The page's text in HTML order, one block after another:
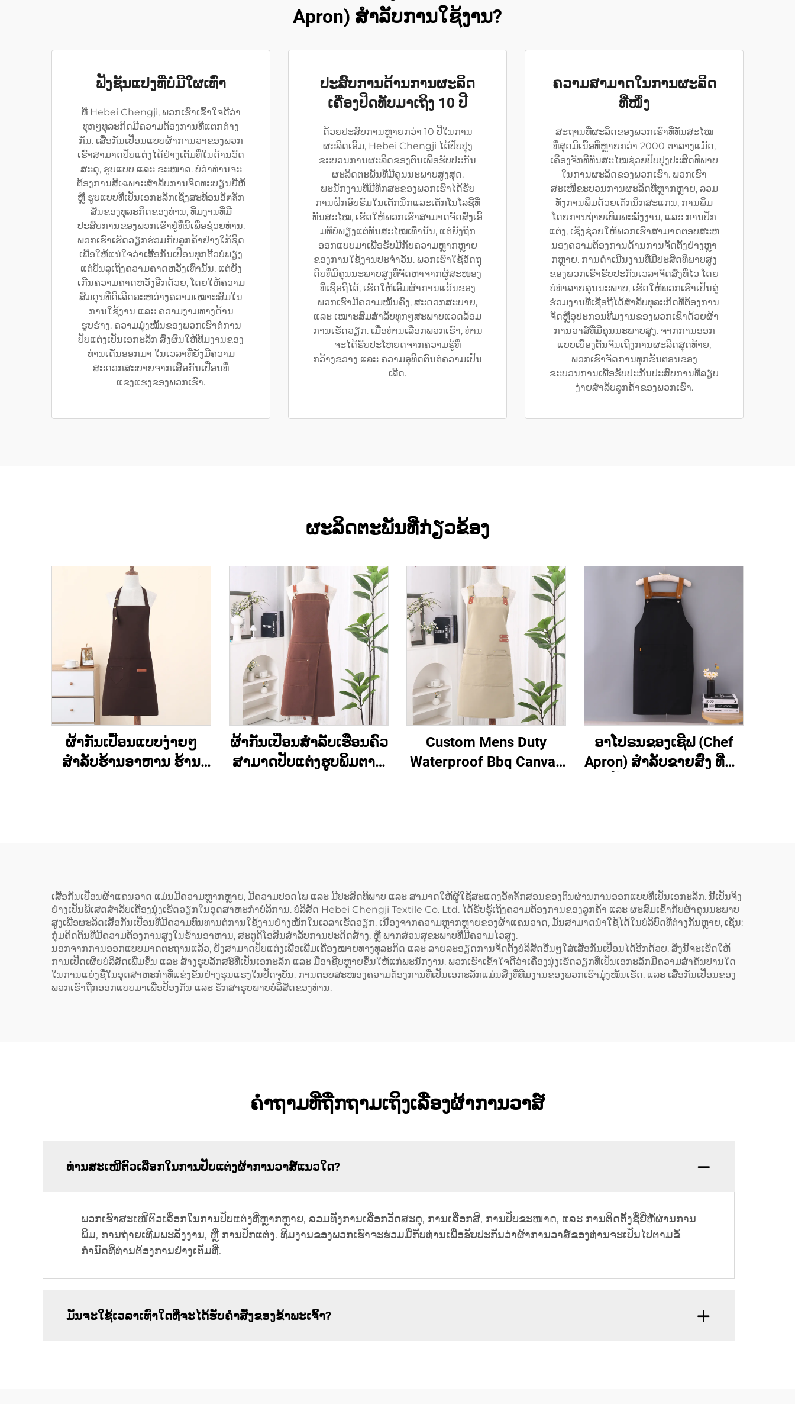
Apron) ສຳລັບການໃຊ້ງານ?
ຟັງຊັນແປງທີ່ບໍ່ມີໃຜເທົ່າ
ທີ່ Hebei Chengji, ພວກເຮົາເຂົ້າໃຈດີວ່າ
ທຸກໆທຸລະກິດມີຄວາມຕ້ອງການທີ່ແຕກຕ່າງ
ກັນ. ເສື້ອກັນເປື່ອນແບບຜ້າການວາຂອງພວກ
ເຮົາສາມາດປັບແຕ່ງໄດ້ຢ່າງເຕັມທີ່ໃນດ້ານວັດ
ສະດຸ, ຮູບແບບ ແລະ ຂະໜາດ. ບໍ່ວ່າທ່ານຈະ
ຕ້ອງການສີເฉພາະສຳລັບການຈົດທະບຽນຍີ່ຫໍ້
ຫຼື ຮູບແບບທີ່ເປັນເອກະລັກເຊິ່ງສະທ້ອນອັตลັກ
ສັນຂອງທຸລະກິດຂອງທ່ານ, ທີມງານທີ່ມີ
ປະສົບການຂອງພວກເຮົາຢູ່ທີ່ນີ້ເພື່ອຊ່ວຍທ່ານ.
ພວກເຮົາເຮັດວຽກຮ່ວມກັບລູກຄ້າຢ່າງໃກ້ຊິດ
ເພື່ອໃຫ້ແນ່ໃຈວ່າເສື້ອກັນເປື່ອນທຸກຕື້ວບໍ່ພຽງ
ແຕ່ບັນລຸເຖິງຄວາມຄາດຫວັງເທົ່ານັ້ນ, ແຕ່ຍັງ
ເກີນຄວາມຄາດຫວັງອີກດ້ວຍ, ໂດຍໃຫ້ຄວາມ
ສົມດຸນທີ່ດີເລີດລະຫວ່າງຄວາມເໝາະສົມໃນ
ການໃຊ້ງານ ແລະ ຄວາມງາມທາງດ້ານ
ຮູບຮ່າງ. ຄວາມມຸ່ງໝັ້ນຂອງພວກເຮົາຕໍ່ການ
ປັບແຕ່ງເປັນເອກະລັກ ສົ່ງຜົນໃຫ້ທີມງານຂອງ
ທ່ານເດັ່ນອອກມາ ໃນເວລາທີ່ຍັງມີຄວາມ
ສະດວກສະບາຍຈາກເສື້ອກັນເປື່ອນທີ່
ແຂງແຮງຂອງພວກເຮົາ.
ປະສົບການດ້ານການຜະລິດ
ເຄື່ອງປິດທັບມາເຖິງ 10 ປີ
ດ້ວຍປະສົບການຫຼາຍກວ່າ 10 ປີໃນການ
ຜະລິດເອີ້ມ, Hebei Chengji ໄດ້ປັບປຸງ
ຂະບວນການຜະລິດຂອງຕົນເພື່ອຮັບປະກັນ
ຜະລິດຕະພັນທີ່ມີຄຸນນະພາບສູງສຸດ.
ພະນັກງານທີ່ມີທັກສະຂອງພວກເຮົາໄດ້ຮັບ
ການຝຶກອົບຮົມໃນເຕັກນິກແລະເຕັກໂນໂລຊີທີ່
ທັນສະໄໝ, ເຮັດໃຫ້ພວກເຮົາສາມາດຈັດສົ່ງເອີ້
ມທີ່ບໍ່ພຽງແຕ່ທັນສະໄໝເທົ່ານັ້ນ, ແຕ່ຍັງຖືກ
ອອກແບບມາເພື່ອຮັບມືກັບຄວາມຫຼາກຫຼາຍ
ຂອງການໃຊ້ງານປະຈຳວັນ. ພວກເຮົາໃຊ້ວັດຖຸ
ດິບທີ່ມີຄຸນນະພາບສູງທີ່ຈັດຫາຈາກຜູ້ສະໜອງ
ທີ່ເຊື່ອຖືໄດ້, ເຮັດໃຫ້ເອີ້ມຜ້າການແວ້ນຂອງ
ພວກເຮົາມີຄວາມໝັ້ນຄົງ, ສະດວກສະບາຍ,
ແລະ ເໝາະສົມສຳລັບທຸກໆສະພາບແວດລ້ອມ
ການເຮັດວຽກ. ເມື່ອທ່ານເລືອກພວກເຮົາ, ທ່ານ
ຈະໄດ້ຮັບປະໂຫຍດຈາກຄວາມຮູ້ທີ່
ກວ້າງຂວາງ ແລະ ຄວາມອຸທິດຕົນຕໍ່ຄວາມເປັນ
ເລີດ.
ຄວາມສາມາດໃນການຜະລິດ
ທີ່ໜຶ່ງ
ສະຖານທີ່ຜະລິດຂອງພວກເຮົາທີ່ທັນສະໄໝ
ທີ່ສຸດມີເນື້ອທີ່ຫຼາຍກວ່າ 2000 ຕາລາງແມັດ,
ເຄື່ອງຈັກທີ່ທັນສະໄໝຊ່ວຍປັບປຸງປະສິດທິພາບ
ໃນການຜະລິດຂອງພວກເຮົາ. ພວກເຮົາ
ສະເໜີຂະບວນການຜະລິດທີ່ຫຼາກຫຼາຍ, ລວມ
ທັງການພິມດ້ວຍເຕັກນິກສະແກນ, ການພິມ
ໂດຍການຖ່າຍເທີມພະລັງງານ, ແລະ ການປັກ
ແຕ່ງ, ເຊິ່ງຊ່ວຍໃຫ້ພວກເຮົາສາມາດຕອບສະຫ
ນອງຄວາມຕ້ອງການດ້ານການຈັດຕັ້ງຢ່າງຫຼາ
ກຫຼາຍ. ການດຳເນີນງານທີ່ມີປະສິດທິພາບສູງ
ຂອງພວກເຮົາຮັບປະກັນເວລາຈັດສົ່ງທີ່ໄວ ໂດຍ
ບໍ່ທຳລາຍຄຸນນະພາບ, ເຮັດໃຫ້ພວກເຮົາເປັນຄູ່
ຮ່ວມງານທີ່ເຊື່ອຖືໄດ້ສຳລັບທຸລະກິດທີ່ຕ້ອງການ
ຈັດຫຼືອຸປະກອນທີມງານຂອງພວກເຂົາດ້ວຍຜ້າ
ການວາສ໌ທີ່ມີຄຸນນະພາບສູງ. ຈາກການອອກ
ແບບເບື້ອງຕົ້ນຈົນເຖິງການຜະລິດສຸດທ້າຍ,
ພວກເຮົາຈັດການທຸກຂັ້ນຕອນຂອງ
ຂະບວນການເພື່ອຮັບປະກັນປະສົບການທີ່ລຽບ
ງ່າຍສຳລັບລູກຄ້າຂອງພວກເຮົາ.
ຜະລິດຕະພັນທີ່ກ່ຽວຂ້ອງ
ຜ້າກັນເປື້ອນແບບງ່າຍໆ
ສຳລັບຮ້ານອາຫານ ຮ້ານ
ຜ້າກັນເປື່ອນສຳລັບເຮືອນຄົວ
ສາມາດປັບແຕ່ງຮູບພິມຕາມ
Custom Mens Duty
Waterproof Bbq Canvas
ອາໂປຣນຂອງເຊີຟ (Chef
Apron) ສຳລັບຂາຍສົ່ງ ທີ່ຮັບ
(Extended) ປະກອບດ້ວຍ
ຜ້າແຜ່ນ (Canvas) ສີເຂັ້ມ
ເຊັ່ນ: ສີເຂັ້ມຄືສີກາເຟ (Dark
Coffee) ແລະ ມີລະບົບປັບ
ຂະໜາດໄດ້ (Adjustable)
ເສື້ອກັນເປື່ອນຜ້າແຄນວາດ ແມ່ນມີຄວາມຫຼາກຫຼາຍ, ມີຄວາມປອດໄພ ແລະ ມີປະສິດທິພາບ ແລະ ສາມາດໃຫ້ຜູ້ໃຊ້ສະແດງອັตลັກສອນຂອງຕົນຜ່ານການອອກແບບທີ່ເປັນເອກະລັກ. ນີ້ເປັນຈິງ
ຢ່າງເປັນພິເສດສຳລັບເຄື່ອງນຸ່ງເຮັດວຽກໃນອຸດສາຫະກຳບໍລິການ. ບໍລິສັດ Hebei Chengji Textile Co. Ltd. ໄດ້ຮັບຮູ້ເຖິງຄວາມຕ້ອງການຂອງລູກຄ້າ ແລະ ຜະສົມເຂົ້າກັບຜ້າຄຸນນະພາບ
ສູງເພື່ອຜະລິດເສື້ອກັນເປື່ອນທີ່ມີຄວາມທົນທານຕໍ່ການໃຊ້ງານຢ່າງໜັກໃນເວລາເຮັດວຽກ. ເນື່ອງຈາກຄວາມຫຼາກຫຼາຍຂອງຜ້າແຄນວາດ, ມັນສາມາດນຳໃຊ້ໄດ້ໃນບໍລິບົດທີ່ຕ່າງກັນຫຼາຍ, ເຊັ່ນ:
ກຸ່ມຄິດຕິນທີ່ມີຄວາມຕ້ອງການສູງໃນຮ້ານອາຫານ, ສະຕູດິໂອສິນສຳລັບການປະດິດສ້າງ, ຫຼື ພາກສ່ວນສຸຂະພາບທີ່ມີຄວາມໄວສູງ.
ນອກຈາກການອອກແບບມາດຕະຖານແລ້ວ, ຍັງສາມາດປັບແຕ່ງເພື່ອເພີ່ມເຄື່ອງໝາຍທາງທຸລະກິດ ແລະ ລາຍລະອຽດການຈັດຕັ້ງບໍລິສັດອື່ນໆໃສ່ເສື້ອກັນເປື່ອນໄດ້ອີກດ້ວຍ. ສິ່ງນີ້ຈະເຮັດໃຫ້
ການເປີດເຜີຍບໍລິສັດເພີ່ມຂຶ້ນ ແລະ ສ້າງຮູບລັກສະ໌ທີ່ເປັນເອກະລັກ ແລະ ມືອາຊີບຫຼາຍຂຶ້ນໃຫ້ແກ່ພະນັກງານ. ພວກເຮົາເຂົ້າໃຈດີວ່າເຄື່ອງນຸ່ງເຮັດວຽກທີ່ເປັນເອກະລັກມີຄວາມສຳຄັນປານໃດ
ໃນການແຍ່ງຊື່ໃນອຸດສາຫະກຳທີ່ແຂ່ງຂັນຢ່າງຮຸນແຮງໃນປັດຈຸບັນ. ການຕອບສະໜອງຄວາມຕ້ອງການທີ່ເປັນເອກະລັກແມ່ນສິ່ງທີ່ທີມງານຂອງພວກເຮົາມຸ່ງໝັ້ນເຮັດ, ແລະ ເສື້ອກັນເປື່ອນຂອງ
ພວກເຮົາຖືກອອກແບບມາເພື່ອປ້ອງກັນ ແລະ ຮັກສາຮູບພາບບໍລິສັດຂອງທ່ານ.
ຄຳຖາມທີ່ຖືກຖາມເຖິງເລື່ອງຜ້າການວາສ໌
ທ່ານສະເໜີຕົວເລືອກໃນການປັບແຕ່ງຜ້າການວາສ໌ແນວໃດ?
ພວກເຮົາສະເໜີຕົວເລືອກໃນການປັບແຕ່ງທີ່ຫຼາກຫຼາຍ, ລວມທັງການເລືອກວັດສະດຸ, ການເລືອກສີ, ການປັບຂະໜາດ, ແລະ ການຕິດຕັ້ງຊື່ຍີ່ຫໍ້ຜ່ານການ
ພິມ, ການຖ່າຍເທີມພະລັງງານ, ຫຼື ການປັກແຕ່ງ. ທີມງານຂອງພວກເຮົາຈະຮ່ວມມືກັບທ່ານເພື່ອຮັບປະກັນວ່າຜ້າການວາສ໌ຂອງທ່ານຈະເປັນໄປຕາມຂໍ້
ກຳນົດທີ່ທ່ານຕ້ອງການຢ່າງເຕັມທີ່.
ມັນຈະໃຊ້ເວລາເທົ່າໃດທີ່ຈະໄດ້ຮັບຄໍາສັ່ງຂອງຂ້າພະເຈົ້າ?